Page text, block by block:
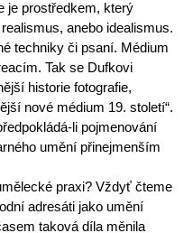
je prostředkem, který
anebo idealismus.
techniky či psaní. Médium
Tak se Dufkovi
historie fotografie,
nové médium 19. století“.
li pojmenování
umění přinejmenším
praxi? Vždyť čteme
adresáti jako umění
taková díla měnila